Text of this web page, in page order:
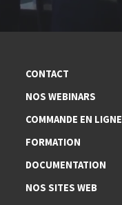
CONTACT
NOS WEBINARS
COMMANDE EN LIGNE
FORMATION
DOCUMENTATION
NOS SITES WEB